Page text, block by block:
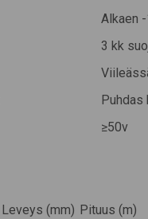
Alkaen
3 kk
Puhdas
≥50v
Leveys (mm) Pituus (m)